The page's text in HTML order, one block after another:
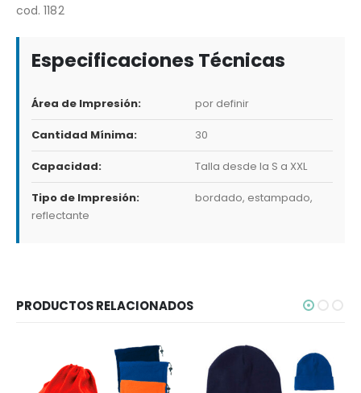
cod. 1182
Especificaciones Técnicas
Área de Impresión: por definir
Cantidad Mínima: 30
Capacidad: Talla desde la S a XXL
Tipo de Impresión:
bordado, estampado,
reflectante
PRODUCTOS RELACIONADOS